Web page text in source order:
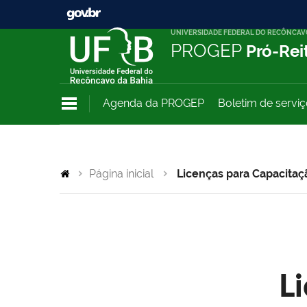
UNIVERSIDADE FEDERAL DO
PROGEP Pró-
Agenda da PROGEP Boletim de
Página inicial Licenças para